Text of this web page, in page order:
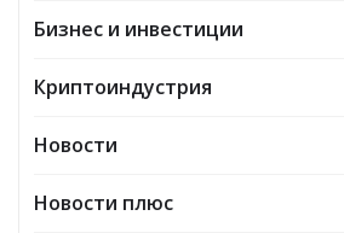
Бизнес и инвестиции
Криптоиндустрия
Новости
Новости плюс